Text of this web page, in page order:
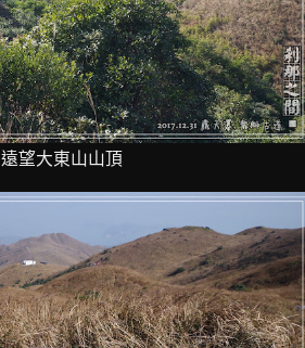
遠望大東山山頂